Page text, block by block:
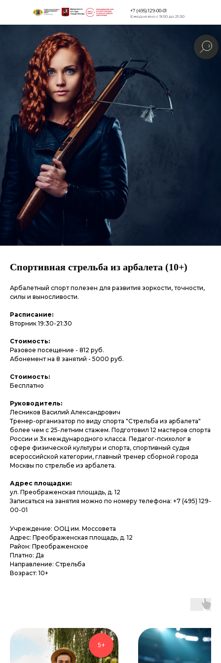
Версия для
+7 (495) 129-00-01
Ежедневно с 9:00 до 21:00
Спортивная стрельба из арбалета (10+)
Арбалетный спорт полезен для развития зоркости, точности,
силы и выносливости.
Расписание:
Вторник 19:30-21:30
Стоимость:
Разовое посещение - 812 руб.
Абонемент на 8 занятий - 5000 руб.
Стоимость:
Бесплатно
Руководитель:
Лесников Василий Александрович
Тренер-организатор по виду спорта "Стрельба из арбалета"
более чем с 25-летним стажем. Подготовил 12 мастеров спорта
России и 3х международного класса. Педагог-психолог в
сфере физической культуры и спорта, спортивный судья
всероссийской категории, главный тренер сборной города
Москвы по стрельбе из арбалета.
Адрес площадки:
ул. Преображенская площадь, д. 12
Записаться на занятия можно по номеру телефона: +7 (495) 129-
00-01
Учреждение: ООЦ им. Моссовета
Адрес: Преображенская площадь, д. 12
Район: Преображенское
Платно: Да
Направление: Стрельба
Возраст: 10+
5+